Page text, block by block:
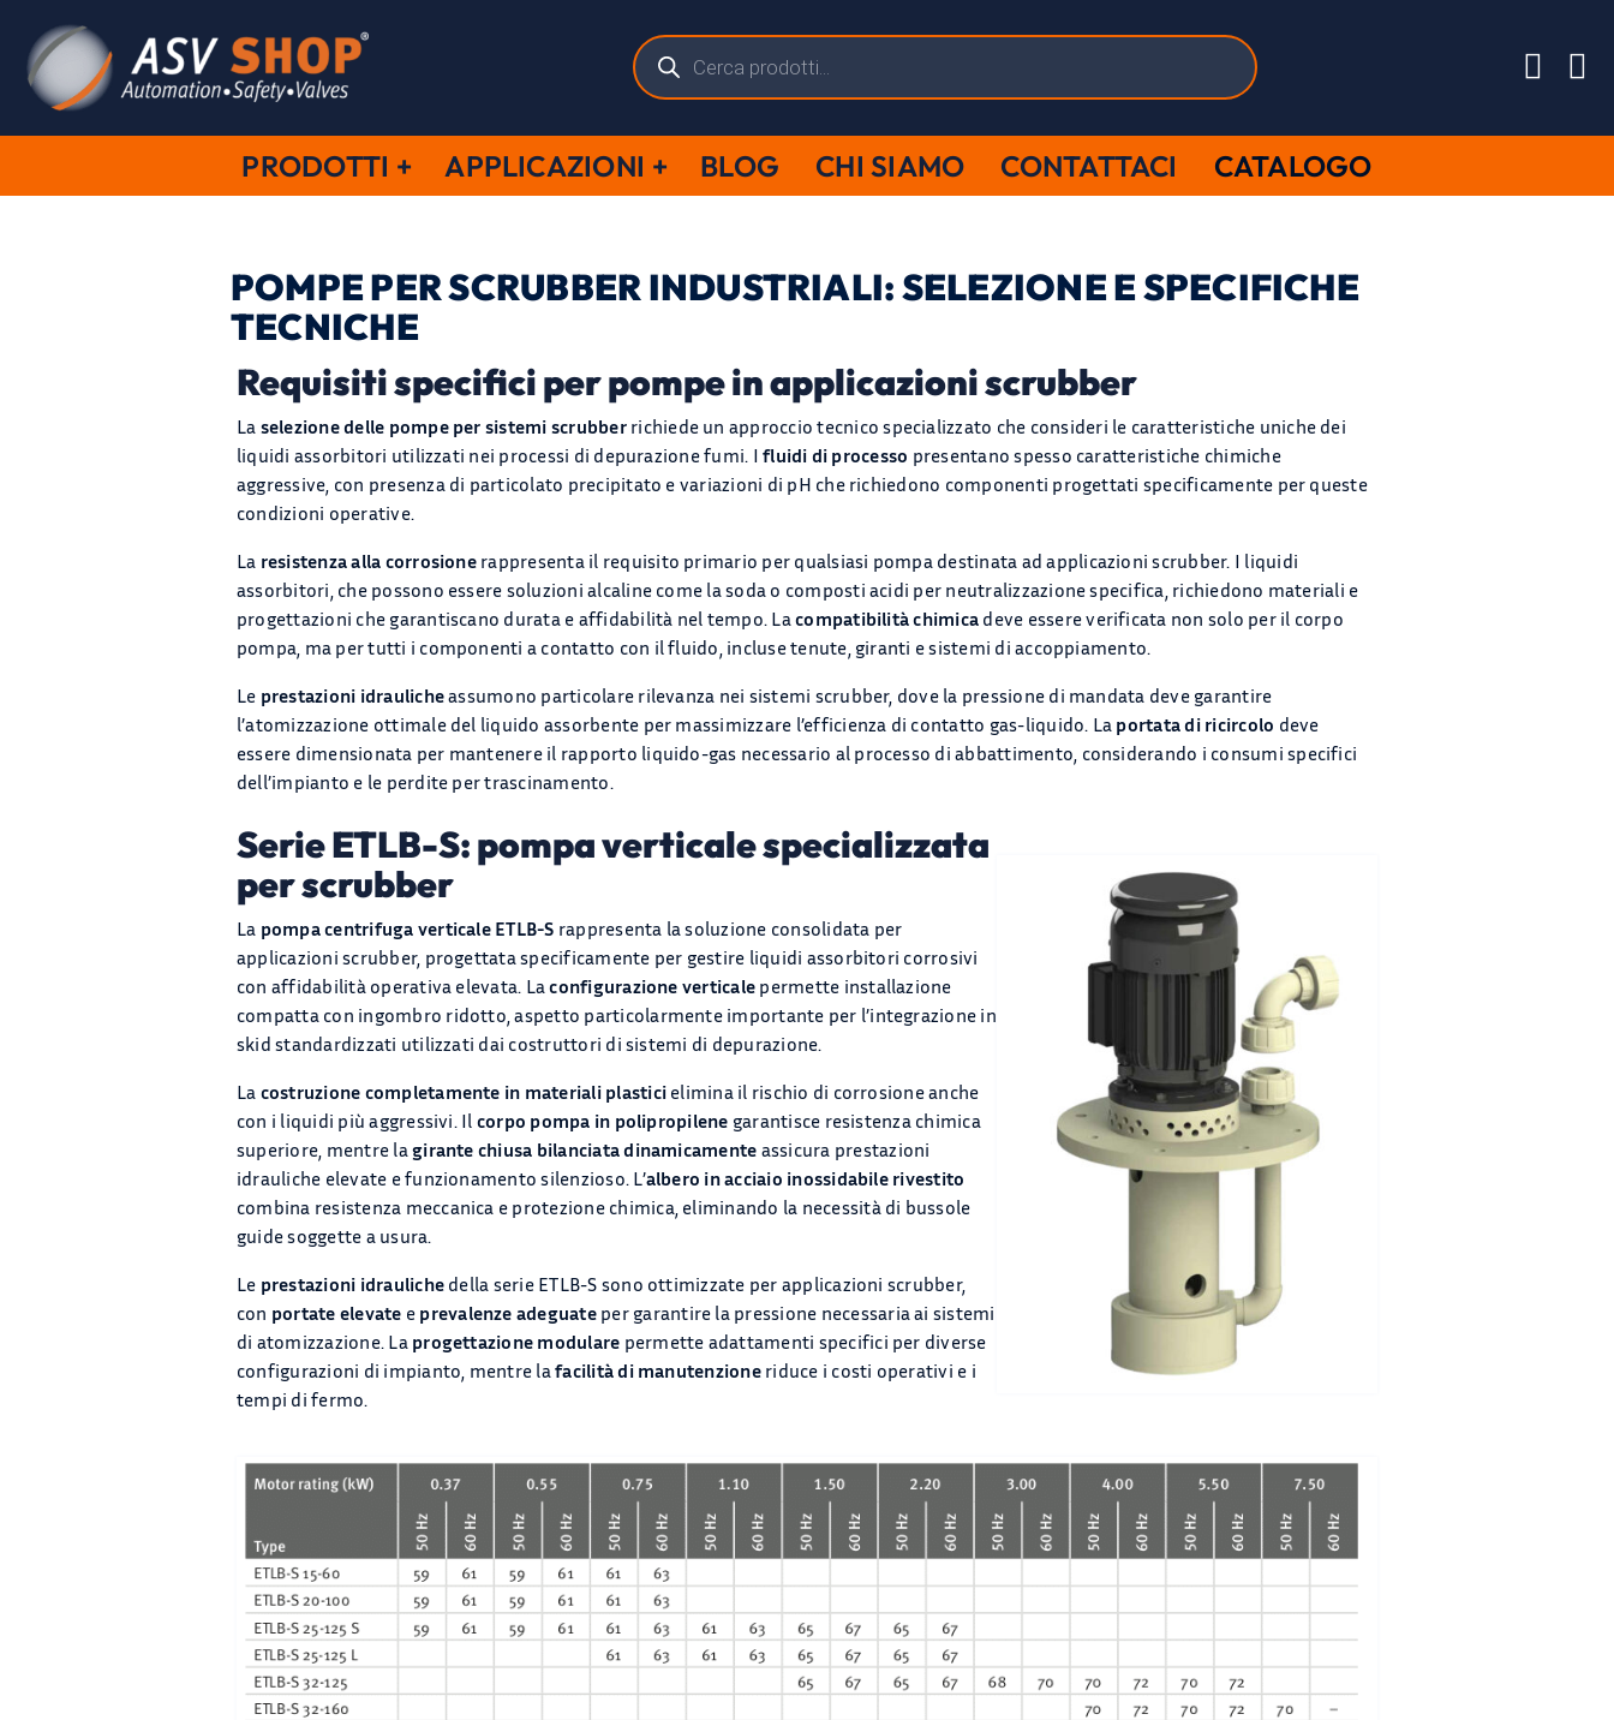
contenuto
Ricerca
prodotti
PRODOTTI APPLICAZIONI BLOG CHI SIAMO CONTATTACI CATALOGO
POMPE PER SCRUBBER INDUSTRIALI: SELEZIONE E SPECIFICHE
TECNICHE
Requisiti specifici per pompe in applicazioni scrubber
La selezione delle pompe per sistemi scrubberrichiede un approccio tecnico specializzato che consideri le caratteristiche uniche dei
liquidi assorbitori utilizzati nei processi di depurazione fumi. Ifluidi di processo presentano spesso caratteristiche chimiche
aggressive, con presenza di particolato precipitato e variazioni di pH che richiedono componenti progettati specificamente per queste
condizioni operative.
La resistenza alla corrosionerappresenta il requisito primario per qualsiasi pompa destinata ad applicazioni scrubber. I liquidi
assorbitori, che possono essere soluzioni alcaline come la soda o composti acidi per neutralizzazione specifica, richiedono materiali e
progettazioni che garantiscano durata e affidabilità nel tempo. Lacompatibilità chimica deve essere verificata non solo per il corpo
pompa, ma per tutti i componenti a contatto con il fluido, incluse tenute, giranti e sistemi di accoppiamento.
Le prestazioni idraulicheassumono particolare rilevanza nei sistemi scrubber, dove la pressione di mandata deve garantire
l’atomizzazione ottimale del liquido assorbente per massimizzare l’efficienza di contatto gas-liquido. La portata di ricircolo deve
essere dimensionata per mantenere il rapporto liquido-gas necessario al processo di abbattimento, considerando i consumi specifici
dell’impianto e le perdite per trascinamento.
Serie ETLB-S: pompa verticale specializzata
per scrubber
La pompa centrifuga verticale ETLB-S rappresenta la soluzione consolidata per
applicazioni scrubber, progettata specificamente per gestire liquidi assorbitori corrosivi
con affidabilità operativa elevata. Laconfigurazione verticale permette installazione
compatta con ingombro ridotto, aspetto particolarmente importante per l’integrazione in
skid standardizzati utilizzati dai costruttori di sistemi di depurazione.
La costruzione completamente in materiali plastici elimina il rischio di corrosione anche
con i liquidi più aggressivi. Il corpo pompa in polipropilene garantisce resistenza chimica
superiore, mentre lagirante chiusa bilanciata dinamicamente assicura prestazioni
idrauliche elevate e funzionamento silenzioso. L’albero in acciaio inossidabile rivestito
combina resistenza meccanica e protezione chimica, eliminando la necessità di bussole
guide soggette a usura.
Le prestazioni idrauliche della serie ETLB-S sono ottimizzate per applicazioni scrubber,
con portate elevate e prevalenze adeguateper garantire la pressione necessaria ai sistemi
di atomizzazione. La progettazione modulare permette adattamenti specifici per diverse
configurazioni di impianto, mentre lafacilità di manutenzioneriduce i costi operativi e i
tempi di fermo.